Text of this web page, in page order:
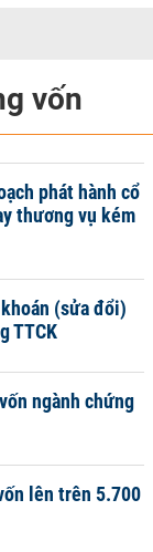
vốn
phát hành cổ
thương vụ kém
(sửa đổi)
TTCK
ngành chứng
lên trên 5.700